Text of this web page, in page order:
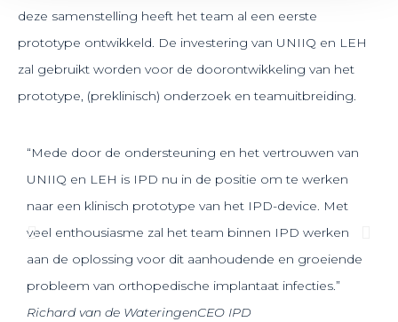
deze samenstelling heeft het team al een eerste
prototype ontwikkeld. De investering van UNIIQ en LEH
zal gebruikt worden voor de doorontwikkeling van het
prototype, (preklinisch) onderzoek en teamuitbreiding.
“Mede door de ondersteuning en het vertrouwen van
UNIIQ en LEH is IPD nu in de positie om te werken
naar een klinisch prototype van het IPD-device. Met
veel enthousiasme zal het team binnen IPD werken
aan de oplossing voor dit aanhoudende en groeiende
probleem van orthopedische implantaat infecties.”
Richard van de WateringenCEO IPD